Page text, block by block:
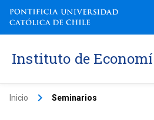
Instituto de
Inicio keyboard_arrow_right Seminarios